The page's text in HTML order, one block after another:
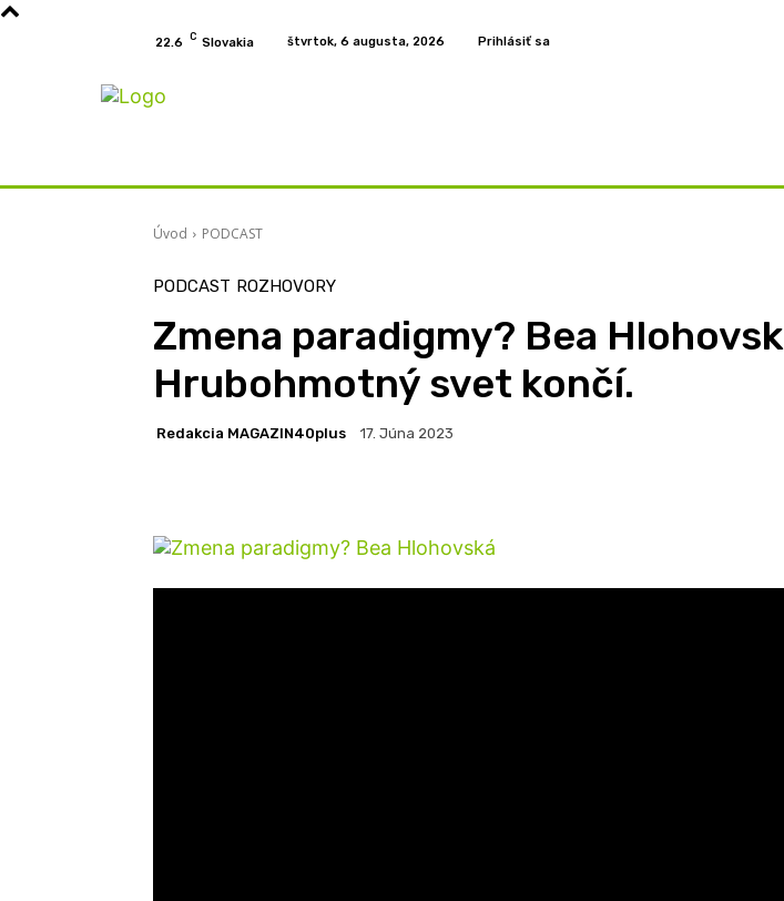
22.6 C Slovakia štvrtok, 6 augusta, 2026 Prihlásiť sa
Úvod PODCAST
PODCAST ROZHOVORY
Zmena paradigmy? Bea
Hrubohmotný svet končí.
Redakcia MAGAZIN40plus 17. Júna 2023